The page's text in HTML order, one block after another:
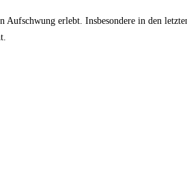
erlebt. Insbesondere in den